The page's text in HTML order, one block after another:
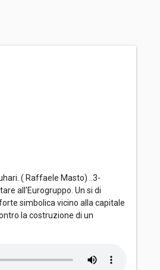
( Raffaele Masto) ..3-
all'Eurogruppo. Un si di
simbolica vicino alla capitale
la costruzione di un